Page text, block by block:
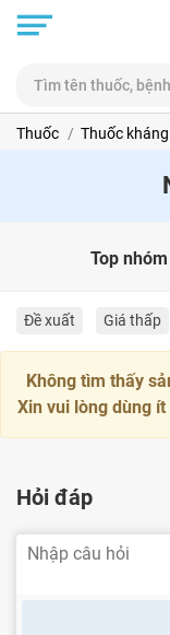
Thuốc Thuốc
Top
Đề xuất Giá thấp
Không tìm thấy
Xin vui lòng dùng
Hỏi đáp